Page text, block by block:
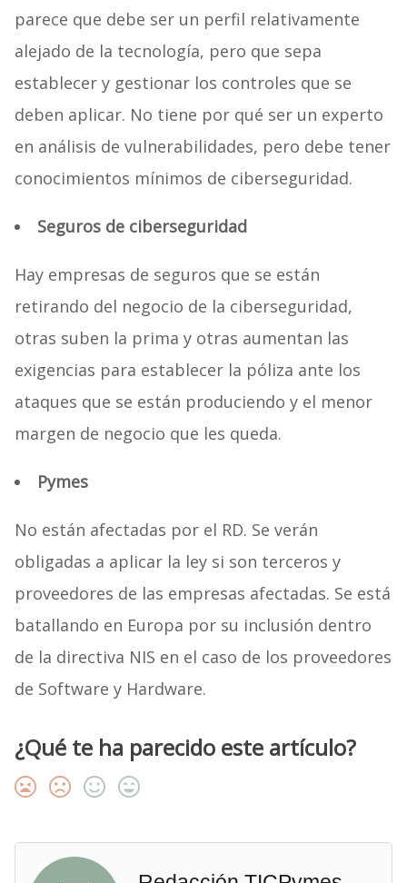
parece que debe ser un perfil relativamente
alejado de la tecnología, pero que sepa
establecer y gestionar los controles que se
deben aplicar. No tiene por qué ser un experto
en análisis de vulnerabilidades, pero debe tener
conocimientos mínimos de ciberseguridad.
Seguros de ciberseguridad
Hay empresas de seguros que se están
retirando del negocio de la ciberseguridad,
otras suben la prima y otras aumentan las
exigencias para establecer la póliza ante los
ataques que se están produciendo y el menor
margen de negocio que les queda.
Pymes
No están afectadas por el RD. Se verán
obligadas a aplicar la ley si son terceros y
proveedores de las empresas afectadas. Se está
batallando en Europa por su inclusión dentro
de la directiva NIS en el caso de los proveedores
de Software y Hardware.
¿Qué te ha parecido este artículo?